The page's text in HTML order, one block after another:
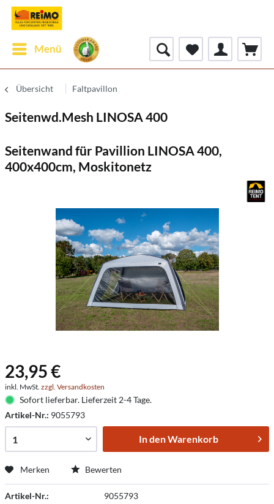
Menü
Übersicht Faltpavillon
Seitenwd.Mesh LINOSA 400
Seitenwand für Pavillion LINOSA 400,
400x400cm, Moskitonetz
23,95 €
inkl. MwSt. zzgl. Versandkosten
Sofort lieferbar. Lieferzeit 2-4 Tage.
Artikel-Nr.: 9055793
In denWarenkorb
Merken Bewerten
Artikel-Nr.: 9055793